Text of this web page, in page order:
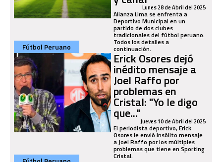
Lunes 28 de Abril del 2025
Alianza Lima se enfrenta a
Deportivo Municipal en un
partido de dos clubes
tradicionales del fútbol peruano.
Todos los detalles a
continuación.
Fútbol Peruano
Erick Osores dejó
inédito mensaje a
Joel Raffo por
problemas en
Cristal: "Yo le digo
que..."Jueves 10 de Abril del 2025
El periodista deportivo, Erick
Osores le envió insólito mensaje
a Joel Raffo por los múltiples
problemas que tiene en Sporting
Cristal.